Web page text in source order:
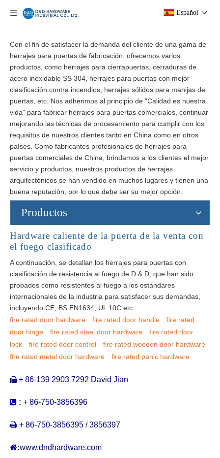
Español
Con el fin de satisfacer la demanda del cliente de una gama de
herrajes para puertas de fabricación, ofrecemos varios
productos, como herrajes para cierrapuertas, cerraduras de
acero inoxidable SS 304, herrajes para puertas con mejor
clasificación contra incendios, herrajes sólidos para manijas de
puertas, etc. Nos adherimos al principio de "Calidad es nuestra
vida" para fabricar herrajes para puertas comerciales, continuar
mejorando las técnicas de procesamiento para cumplir con los
requisitos de nuestros clientes tanto en China como en otros
países. Como fabricantes profesionales de herrajes para
puertas comerciales de China, brindamos a los clientes el mejor
servicio y productos, nuestros productos de herrajes
arquitectónicos se han vendido en muchos lugares y tienen una
buena reputación, por lo que debe ser su mejor opción.
Productos
Hardware caliente de la puerta de la venta con
el fuego clasificado
A continuación, se detallan los herrajes para puertas con
clasificación de resistencia al fuego de D & D, que han sido
probados como resistentes al fuego a los estándares
internacionales de la industria para satisfacer sus demandas,
incluyendo CE, BS EN1634, UL 10C etc.
fire rated door hardware
fire rated door handle
fire rated
door hinge
fire rated steel door hardware
fire rated door
lock
fire rated door control
fire rated wooden door hardware
fire rated metal door hardware
fire rated panic hardware
:+ 86-139 2903 7292 David Jian
 : + 86-750-3856396
 + 86-750-3856395 / 3856397
:www.dndhardware.com